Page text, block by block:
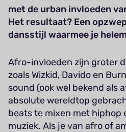
met de urban invloeden
Het resultaat? Een
dansstijl waarmee je
Afro-invloeden zijn groter
zoals Wizkid, Davido en
sound (ook wel bekend als
absolute wereldtop
beats te mixen met hiphop
muziek. Als je van afro of